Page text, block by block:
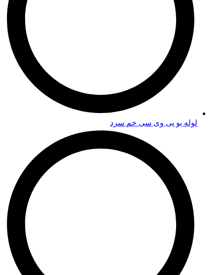
لوله یو پی وی سی خم سرد